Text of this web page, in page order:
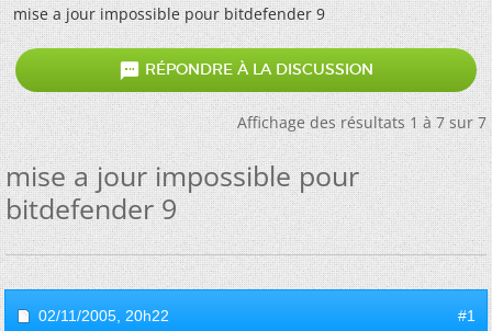
mise a jour impossible pour bitdefender 9
 RÉPONDRE À LA DISCUSSION
Affichage des résultats 1 à 7 sur 7
mise a jour impossible pour
bitdefender 9
02/11/2005, 20h22 #1